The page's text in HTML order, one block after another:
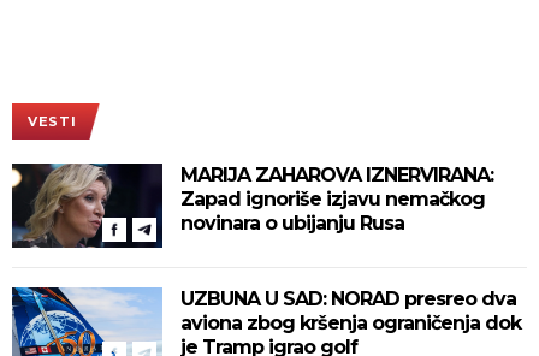
VESTI
MARIJA ZAHAROVA IZNERVIRANA:
Zapad ignoriše izjavu nemačkog
novinara o ubijanju Rusa
UZBUNA U SAD: NORAD presreo dva
aviona zbog kršenja ograničenja dok
je Tramp igrao golf